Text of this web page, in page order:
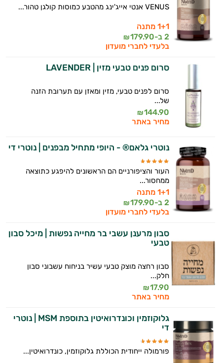
VENUS אנטי אייג'ינג מהטבע כמוסות קולגן טהור...
1+1 מתנה
2 ב-
179.90
₪
בלעדי לחברי מועדון
סרום פנים טבעי מזין | LAVENDER
סרום לפנים טבעי, מזין ומאזן עם תערובת הזנה
של...
144.90
₪
מחיר באתר
נוטרי גלאם® - היופי מתחיל מבפנים | נוטרי די
העור והציפורניים הם הראשונים להיפגע כתוצאה
ממחסור...
1+1 מתנה
2 ב-
179.90
₪
בלעדי לחברי מועדון
סבון מרענן עשבי בר מחייה נפשות | מיכל סבון
טבעי
סבון רחצה מוצק טבעי עשיר בניחוח עשבוני סבון
חלק...
17.90
₪
מחיר באתר
גלוקוזמין וכונדרואיטין בתוספת MSM | נוטרי
די
פורמולה ייחודית הכוללת גלוקוזמין, כונדרואיטין...